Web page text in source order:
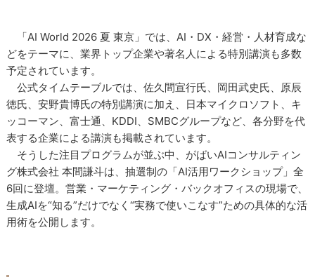
「AI World 2026 夏 東京」では、AI・DX・経営・人材育成な
どをテーマに、業界トップ企業や著名人による特別講演も多数
予定されています。
公式タイムテーブルでは、佐久間宣行氏、岡田武史氏、原辰
徳氏、安野貴博氏の特別講演に加え、日本マイクロソフト、キ
ッコーマン、富士通、KDDI、SMBCグループなど、各分野を代
表する企業による講演も掲載されています。
そうした注目プログラムが並ぶ中、がばいAIコンサルティン
グ株式会社 本間謙斗は、抽選制の「AI活用ワークショップ」全
6回に登壇。営業・マーケティング・バックオフィスの現場で、
生成AIを“知る”だけでなく“実務で使いこなす”ための具体的な活
用術を公開します。